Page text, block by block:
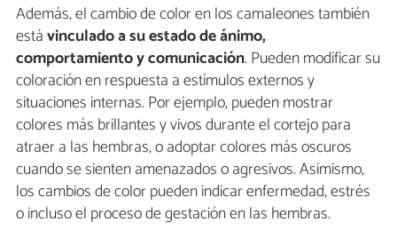
Además, el cambio de color en los camaleones también
estávinculado a su estado de ánimo,
comportamiento y comunicación. Pueden modificar su
coloración en respuesta a estímulos externos y
situaciones internas. Por ejemplo, pueden mostrar
colores más brillantes y vivos durante el cortejo para
atraer a las hembras, o adoptar colores más oscuros
cuando se sienten amenazados o agresivos. Asimismo,
los cambios de color pueden indicar enfermedad, estrés
o incluso el proceso de gestación en las hembras.